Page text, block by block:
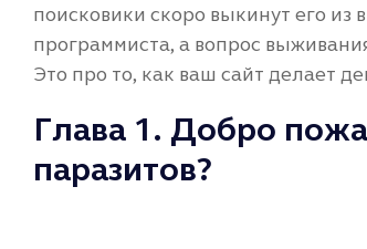
поисковики скоро выкинут его из
программиста, а вопрос
Это про то, как ваш сайт делает
Глава 1. Добро
паразитов?